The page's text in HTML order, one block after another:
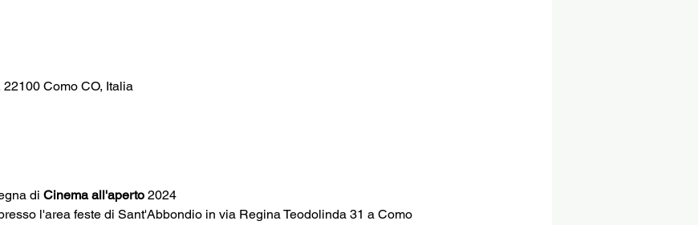
Como CO, Italia
di Cinema all'aperto 2024
l'area feste di Sant'Abbondio in via Regina Teodolinda 31 a Como